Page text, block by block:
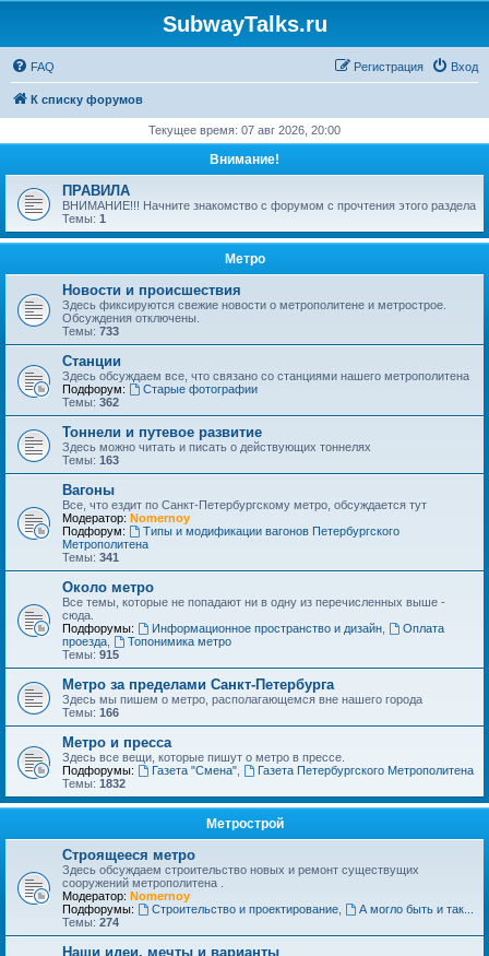
SubwayTalks.ru
FAQ Вход
Регистрация
К списку форумов
Текущее время: 07 авг 2026, 20:00
Внимание!
ПРАВИЛА
ВНИМАНИЕ!!! Начните знакомство с форумом с прочтения этого раздела
Темы: 1
Метро
Новости и происшествия
Здесь фиксируются свежие новости о метрополитене и метрострое.
Обсуждения отключены.
Темы: 733
Станции
Здесь обсуждаем все, что связано со станциями нашего метрополитена
Подфорум:
Старые фотографии
Темы: 362
Тоннели и путевое развитие
Здесь можно читать и писать о действующих тоннелях
Темы: 163
Вагоны
Все, что ездит по Санкт-Петербургскому метро, обсуждается тут
Модератор: Nomernoy
Подфорум:
Типы и модификации вагонов Петербургского
Метрополитена
Темы: 341
Около метро
Все темы, которые не попадают ни в одну из перечисленных выше -
сюда.
Подфорумы:
Информационное пространство и дизайн,
Оплата
проезда
Топонимика метро
Темы: 915
Метро за пределами Санкт-Петербурга
Здесь мы пишем о метро, располагающемся вне нашего города
Темы: 166
Метро и пресса
Здесь все вещи, которые пишут о метро в прессе.
Подфорумы:
Газета "Смена",
Газета Петербургского Метрополитена
Темы: 1832
Метрострой
Строящееся метро
Здесь обсуждаем строительство новых и ремонт существущих
сооружений метрополитена .
Модератор: Nomernoy
Подфорумы:
Строительство и проектирование,
А могло быть и так...
Темы: 274
Наши идеи, мечты и варианты